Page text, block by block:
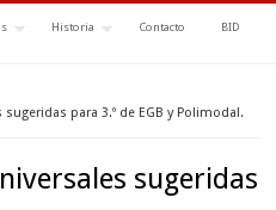
Historia Contacto BID
para 3.º de EGB y Polimodal.
sugeridas